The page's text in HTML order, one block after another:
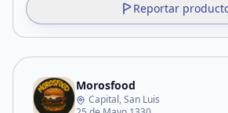
Reportar
Morosfood
Capital, San Luis